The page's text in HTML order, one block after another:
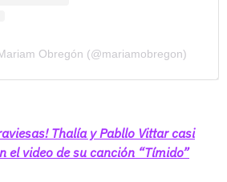
Obregón (@mariamobregon)
Thalía y Pabllo Vittar casi
el video de su canción “Tímido”